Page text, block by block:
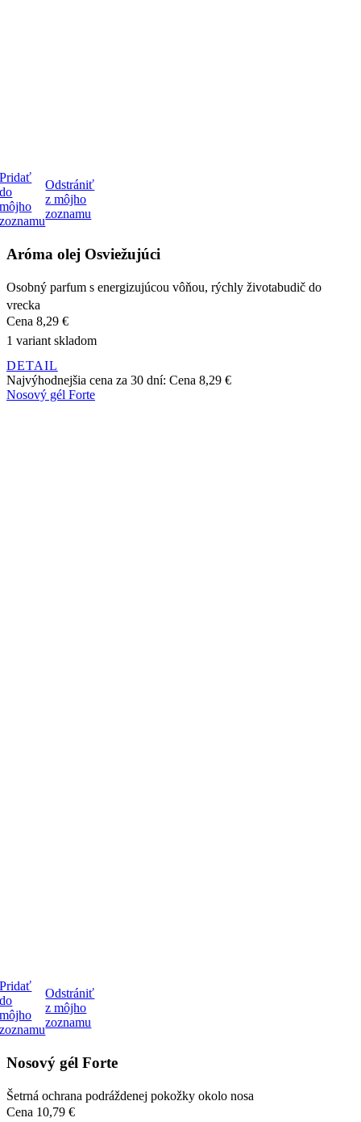
Pridať
do
môjho
zoznamu
Odstrániť
z môjho
zoznamu
Aróma olej Osviežujúci
Osobný parfum s energizujúcou vôňou, rýchly životabudič do
vrecka
1 variant skladom
Cena 8,29 €
DETAIL
Najvýhodnejšia cena za 30 dní: Cena 8,29 €
Nosový gél Forte
Pridať
do
môjho
zoznamu
Odstrániť
z môjho
zoznamu
Nosový gél Forte
Šetrná ochrana podráždenej pokožky okolo nosa
Cena 10,79 €